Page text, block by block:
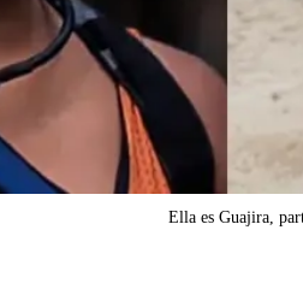
Ella es Guajira,